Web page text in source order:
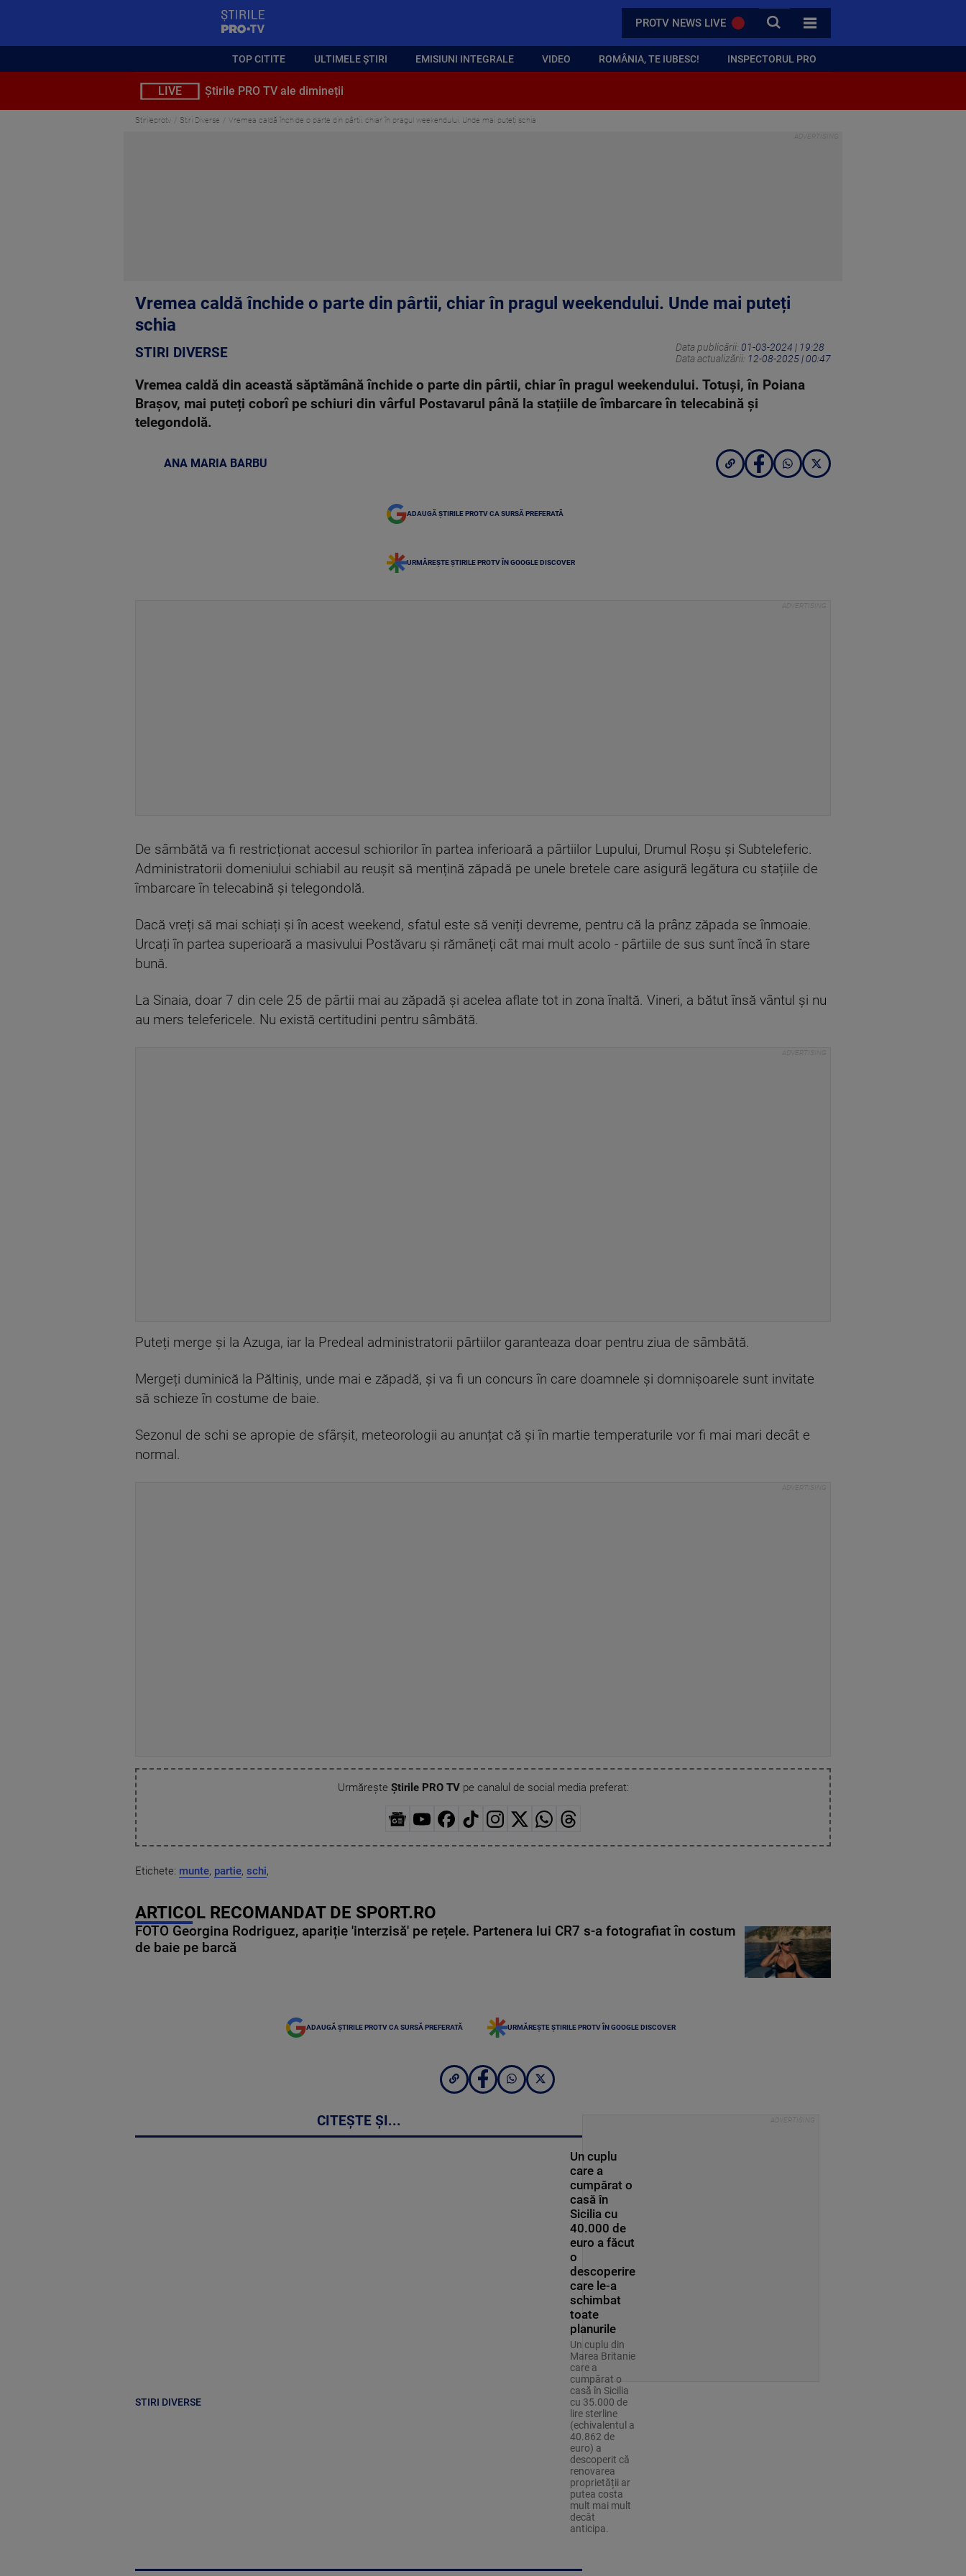
PROTV NEWS LIVE CAUTA
TOATE CATEGORIILE
TOP CITITE ULTIMELE ȘTIRI EMISIUNI INTEGRALE VIDEO ROMÂNIA, TE IUBESC! INSPECTORUL PRO
LIVE Știrile PRO TV ale dimineții
Stirileprotv Stiri Diverse Vremea caldă închide o parte din pârtii, chiar în pragul weekendului. Unde mai puteți schia
Vremea caldă închide o parte din pârtii, chiar în pragul weekendului. Unde mai puteți
schia
STIRI DIVERSE Data publicării: 01-03-2024 | 19:28
Data actualizării: 12-08-2025 | 00:47
Vremea caldă din această săptămână închide o parte din pârtii, chiar în pragul weekendului. Totuși, în Poiana
Brașov, mai puteți coborî pe schiuri din vârful Postavarul până la stațiile de îmbarcare în telecabină și
telegondolă.
ANA MARIA BARBU
ADAUGĂ ȘTIRILE PROTV CA SURSĂ PREFERATĂ
URMĂREȘTE ȘTIRILE PROTV ÎN GOOGLE DISCOVER
De sâmbătă va fi restricționat accesul schiorilor în partea inferioară a pârtiilor Lupului, Drumul Roșu și Subteleferic.
Administratorii domeniului schiabil au reușit să mențină zăpadă pe unele bretele care asigură legătura cu stațiile de
îmbarcare în telecabină și telegondolă.
Dacă vreți să mai schiați și în acest weekend, sfatul este să veniți devreme, pentru că la prânz zăpada se înmoaie.
Urcați în partea superioară a masivului Postăvaru și rămâneți cât mai mult acolo - pârtiile de sus sunt încă în stare
bună.
La Sinaia, doar 7 din cele 25 de pârtii mai au zăpadă și acelea aflate tot in zona înaltă. Vineri, a bătut însă vântul și nu
au mers telefericele. Nu există certitudini pentru sâmbătă.
Puteți merge și la Azuga, iar la Predeal administratorii pârtiilor garanteaza doar pentru ziua de sâmbătă.
Mergeți duminică la Păltiniș, unde mai e zăpadă, și va fi un concurs în care doamnele și domnișoarele sunt invitate
să schieze în costume de baie.
Sezonul de schi se apropie de sfârșit, meteorologii au anunțat că și în martie temperaturile vor fi mai mari decât e
normal.
Urmărește Știrile PRO TVpe canalul de social media preferat:
Etichete: munte, partie, schi,
ARTICOL RECOMANDAT DE SPORT.RO
FOTO Georgina Rodriguez, apariție 'interzisă' pe rețele. Partenera lui CR7 s-a fotografiat în costum
de baie pe barcă
ADAUGĂ ȘTIRILE PROTV CA SURSĂ PREFERATĂ URMĂREȘTE ȘTIRILE PROTV ÎN GOOGLE DISCOVER
CITEȘTE ȘI...
STIRI DIVERSE
Un cuplu
care a
cumpărat o
casă în
Sicilia cu
40.000 de
euro a făcut
o
descoperire
care le-a
schimbat
toate
planurile
Un cuplu din
Marea Britanie
care a
cumpărat o
casă în Sicilia
cu 35.000 de
lire sterline
(echivalentul a
40.862 de
euro) a
descoperit că
renovarea
proprietății ar
putea costa
mult mai mult
decât
anticipa.